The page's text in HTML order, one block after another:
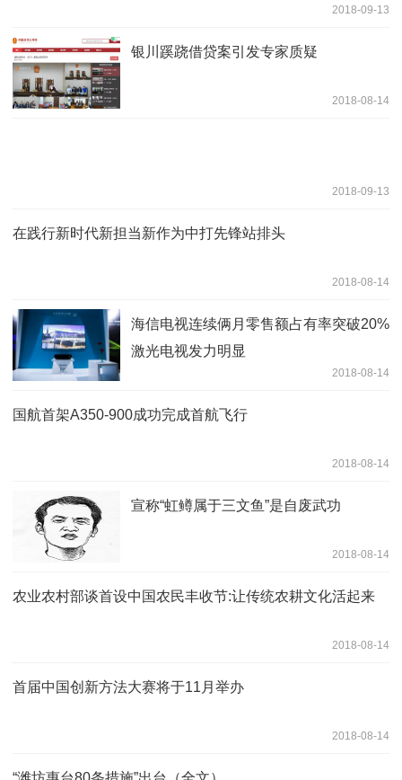
2018-09-13
银川蹊跷借贷案引发专家质疑
2018-08-14
2018-09-13
在践行新时代新担当新作为中打先锋站排头
2018-08-14
海信电视连续俩月零售额占有率突破20%
激光电视发力明显
2018-08-14
国航首架A350-900成功完成首航飞行
2018-08-14
宣称“虹鳟属于三文鱼”是自废武功
2018-08-14
农业农村部谈首设中国农民丰收节:让传统农耕文化活起来
2018-08-14
首届中国创新方法大赛将于11月举办
2018-08-14